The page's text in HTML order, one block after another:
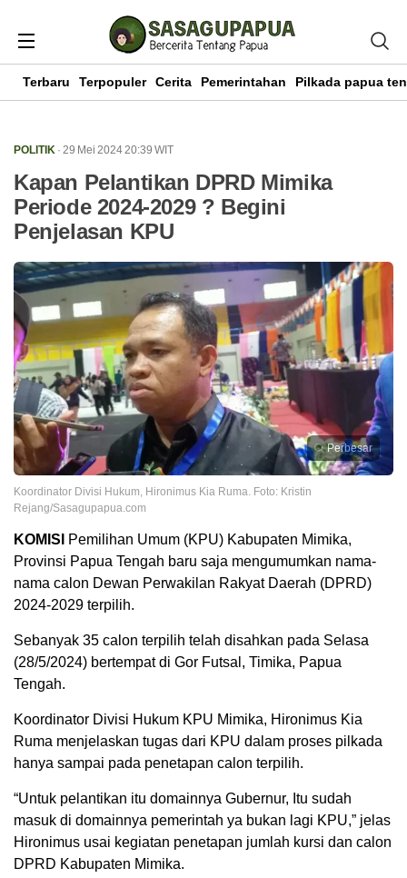
Terbaru Terpopuler Cerita Pemerintahan Pilkada papua
POLITIK · 29 Mei 2024 20:39 WIT
Kapan Pelantikan DPRD Mimika
Periode 2024-2029 ? Begini
Penjelasan KPU
Perbesar
Koordinator Divisi Hukum, Hironimus Kia Ruma. Foto: Kristin
Rejang/Sasagupapua.com
KOMISI
Pemilihan Umum (KPU) Kabupaten Mimika,
Provinsi Papua Tengah baru saja mengumumkan nama-
nama calon Dewan Perwakilan Rakyat Daerah (DPRD)
2024-2029 terpilih.
Sebanyak 35 calon terpilih telah disahkan pada Selasa
(28/5/2024) bertempat di Gor Futsal, Timika, Papua
Tengah.
Koordinator Divisi Hukum KPU Mimika, Hironimus Kia
Ruma menjelaskan tugas dari KPU dalam proses pilkada
hanya sampai pada penetapan calon terpilih.
“Untuk pelantikan itu domainnya Gubernur, Itu sudah
masuk di domainnya pemerintah ya bukan lagi KPU,” jelas
Hironimus usai kegiatan penetapan jumlah kursi dan calon
DPRD Kabupaten Mimika.